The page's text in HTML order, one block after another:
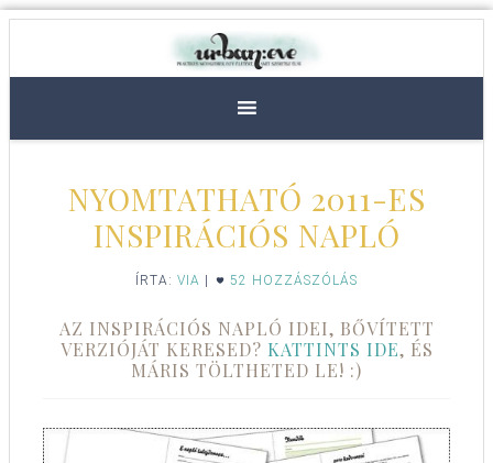
NYOMTATHATÓ 2011-ES
INSPIRÁCIÓS NAPLÓ
ÍRTA: VIA 52 HOZZÁSZÓLÁS
AZ INSPIRÁCIÓS NAPLÓ IDEI, BŐVÍTETT
VERZIÓJÁT KERESED? KATTINTS IDE, ÉS
MÁRIS TÖLTHETED LE! :)